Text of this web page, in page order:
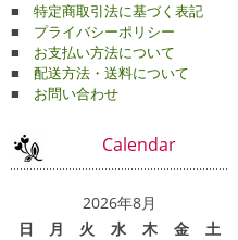
■ 特定商取引法に基づく表記
■ プライバシーポリシー
■ お支払い方法について
■ 配送方法・送料について
■ お問い合わせ
Calendar
2026年8月
日
月 火 水 木 金
土